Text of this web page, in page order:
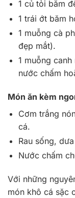
1 củ tỏi băm
1 trái ớt băm
1 muỗng cà
đẹp mắt).
1 muỗng
nước chấm
Món ăn kèm
Cơm trắng
cá.
Rau sống,
Nước chấm
Với những
món khô cá sặc